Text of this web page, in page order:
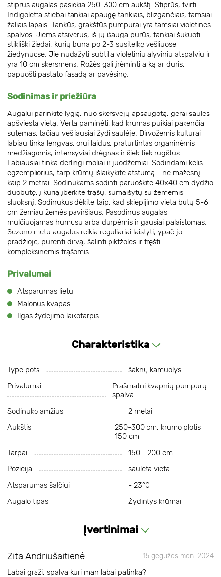
stiprus augalas pasiekia 250-300 cm aukštį. Stiprūs, tvirti
Indigoletta stiebai tankiai apaugę tankiais, blizgančiais, tamsiai
žaliais lapais. Tankūs, grakštūs pumpurai yra tamsiai violetinės
spalvos. Jiems atsivėrus, iš jų išauga purūs, tankiai šukuoti
stikliški žiedai, kurių būna po 2-3 susitelkę vešliuose
žiedynuose. Jie nudažyti subtilia violetiniu alyviniu atspalviu ir
yra 10 cm skersmens. Rožės gali įrėminti arką ar duris,
papuošti pastato fasadą ar pavėsinę.
Sodinimas ir priežiūra
Augalui parinkite lygią, nuo skersvėjų apsaugotą, gerai saulės
apšviestą vietą. Verta paminėti, kad krūmas puikiai pakenčia
sutemas, tačiau vešliausiai žydi saulėje. Dirvožemis kultūrai
labiau tinka lengvas, orui laidus, praturtintas organinėmis
medžiagomis, intensyviai drėgnas ir šiek tiek rūgštus.
Labiausiai tinka derlingi moliai ir juodžemiai. Sodindami kelis
egzempliorius, tarp krūmų išlaikykite atstumą - ne mažesnį
kaip 2 metrai. Sodinukams sodinti paruoškite 40x40 cm dydžio
duobutę, į kurią įberkite trąšų, sumaišytų su žemėmis,
sluoksnį. Sodinukus dėkite taip, kad skiepijimo vieta būtų 5-6
cm žemiau žemės paviršiaus. Pasodinus augalas
mulčiuojamas humusu arba durpėmis ir gausiai palaistomas.
Sezono metu augalus reikia reguliariai laistyti, ypač jo
pradžioje, purenti dirvą, šalinti piktžoles ir tręšti
kompleksinėmis trąšomis.
Privalumai
Atsparumas lietui
Malonus kvapas
Ilgas žydėjimo laikotarpis
Charakteristika
Type pots
šaknų kamuolys
Privalumai
Prašmatni kvapnių pumpurų
spalva
Sodinuko amžius
2 metai
Aukštis
250-300 cm, krūmo plotis
150 cm
Tarpai
150 - 200 cm
Pozicija
saulėta vieta
Atsparumas šalčiui
- 23°С
Augalo tipas
Žydintys krūmai
Įvertinimai
Zita Andriušaitienė 15 gegužės mėn. 2024
Labai graži, spalva kuri man labai patinka?